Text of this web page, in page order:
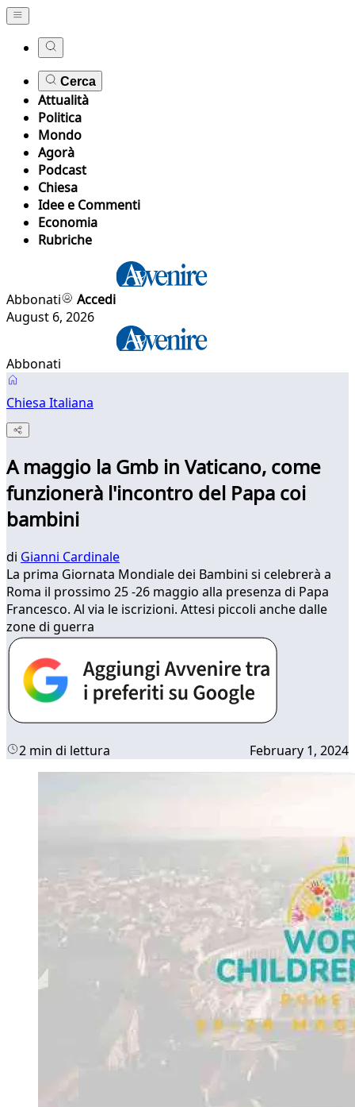
Cerca
Attualità
Politica
Mondo
Agorà
Podcast
Chiesa
Idee e Commenti
Economia
Rubriche
Abbonati
Accedi
August 6, 2026
Abbonati
Chiesa Italiana
A maggio la Gmb in Vaticano, come
funzionerà l'incontro del Papa coi
bambini
di Gianni Cardinale
La prima Giornata Mondiale dei Bambini si celebrerà a
Roma il prossimo 25 -26 maggio alla presenza di Papa
Francesco. Al via le iscrizioni. Attesi piccoli anche dalle
zone di guerra
2 min di lettura February 1, 2024